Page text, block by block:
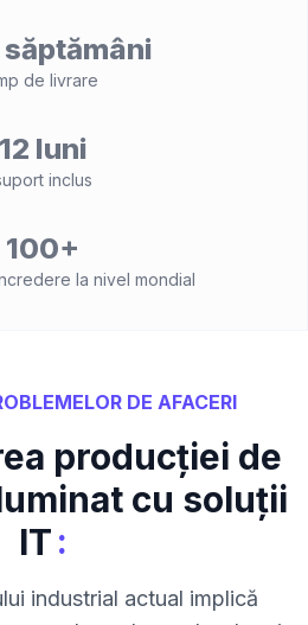
de livrare
12 luni
inclus
100+
la nivel mondial
DE AFACERI
producției de
cu soluții
IT:
industrial actual implică